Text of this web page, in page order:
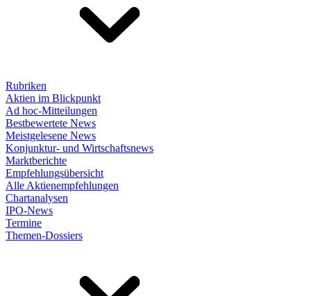
Rubriken
Aktien im Blickpunkt
Ad hoc-Mitteilungen
Bestbewertete News
Meistgelesene News
Konjunktur- und Wirtschaftsnews
Marktberichte
Empfehlungsübersicht
Alle Aktienempfehlungen
Chartanalysen
IPO-News
Termine
Themen-Dossiers